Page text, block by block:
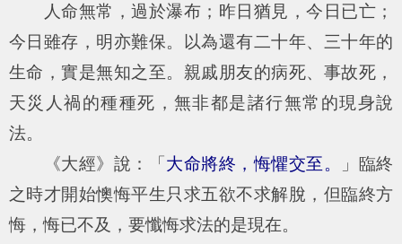
人命無常，過於瀑布；昨日猶見，今日已亡；
今日雖存，明亦難保。以為還有二十年、三十年的
生命，實是無知之至。親戚朋友的病死、事故死，
天災人禍的種種死，無非都是諸行無常的現身說
法。
《大經》說：「 大命將終，悔懼交至。
」臨終
之時才開始懊悔平生只求五欲不求解脫，但臨終方
悔，悔已不及，要懺悔求法的是現在。